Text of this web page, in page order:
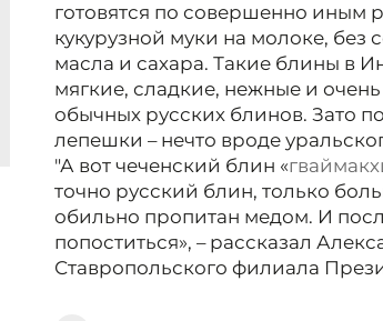
готовятся по совершенно иным
кукурузной муки на молоке,
масла и сахара. Такие блины в
мягкие, сладкие, нежные и очень
обычных русских блинов. Зато
лепешки – нечто вроде
"А вот чеченский блин «
точно русский блин, только
обильно пропитан медом. И
попоститься», – рассказал
Ставропольского филиала